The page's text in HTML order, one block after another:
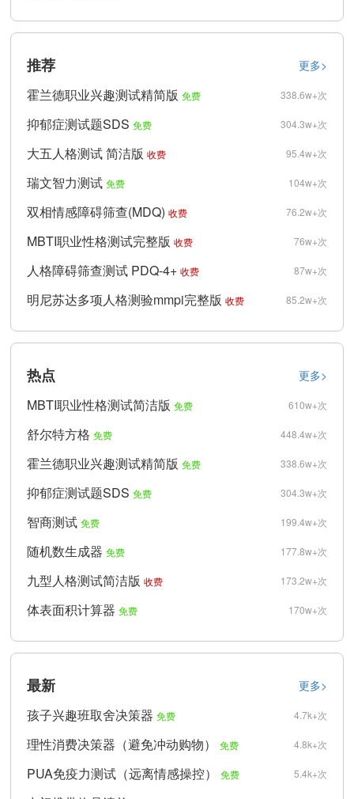
更多>
推荐
338.6w+次
霍兰德职业兴趣测试精简版 免费
304.3w+次
抑郁症测试题SDS 免费
95.4w+次
大五人格测试 简洁版 收费
104w+次
瑞文智力测试 免费
76.2w+次
双相情感障碍筛查(MDQ) 收费
76w+次
MBTI职业性格测试完整版 收费
87w+次
人格障碍筛查测试 PDQ-4+ 收费
85.2w+次
明尼苏达多项人格测验mmpi完整版 收费
更多>
热点
610w+次
MBTI职业性格测试简洁版 免费
448.4w+次
舒尔特方格 免费
338.6w+次
霍兰德职业兴趣测试精简版 免费
304.3w+次
抑郁症测试题SDS 免费
199.4w+次
智商测试 免费
177.8w+次
随机数生成器 免费
173.2w+次
九型人格测试简洁版 收费
170w+次
体表面积计算器 免费
更多>
最新
4.7k+次
孩子兴趣班取舍决策器 免费
4.8k+次
理性消费决策器（避免冲动购物） 免费
5.4k+次
PUA免疫力测试（远离情感操控） 免费